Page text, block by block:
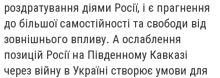
роздратування діями Росії, і є прагнення
до більшої самостійності та свободи від
зовнішнього впливу. А ослаблення
позицій Росії на Південному Кавказі
через війну в Україні створює умови для